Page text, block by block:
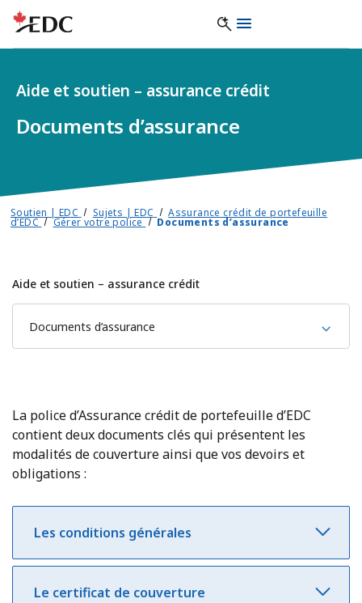
Documents d’assurance
Aide et soutien – assurance crédit
Soutien | EDC Sujets | EDC Assurance crédit de portefeuille
d’EDC Gérer votre police Documents d’assurance
Aide et soutien – assurance crédit
Documents d’assurance
La police d’Assurance crédit de portefeuille d’EDC
contient deux documents clés qui présentent les
modalités de couverture ainsi que vos devoirs et
obligations :
Les conditions générales
Le certificat de couverture